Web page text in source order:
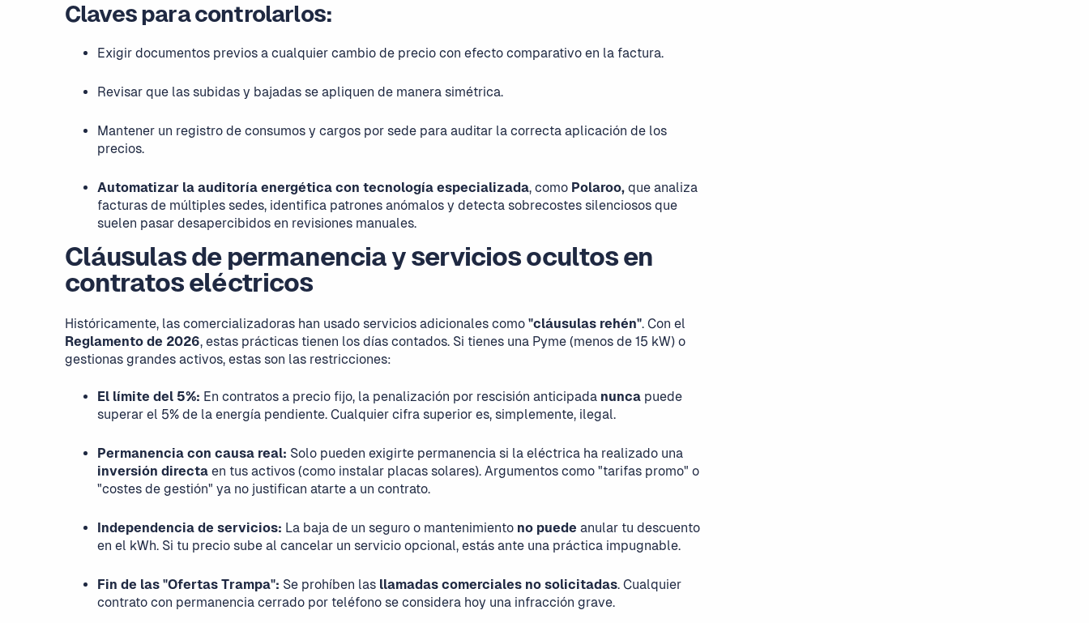
Claves para controlarlos:
Exigir documentos previos a cualquier cambio de precio con efecto comparativo en la factura.
Revisar que las subidas y bajadas se apliquen de manera simétrica.
Mantener un registro de consumos y cargos por sede para auditar la correcta aplicación de los
precios.
Automatizar la auditoría energética con tecnología especializada, como Polaroo, que analiza
facturas de múltiples sedes, identifica patrones anómalos y detecta sobrecostes silenciosos que
suelen pasar desapercibidos en revisiones manuales.
Cláusulas de permanencia y servicios ocultos en
contratos eléctricos
Históricamente, las comercializadoras han usado servicios adicionales como "cláusulas rehén". Con el
Reglamento de 2026, estas prácticas tienen los días contados. Si tienes una Pyme (menos de 15 kW) o
gestionas grandes activos, estas son las restricciones:
El límite del 5%: En contratos a precio fijo, la penalización por rescisión anticipada nunca puede
superar el 5% de la energía pendiente. Cualquier cifra superior es, simplemente, ilegal.
Permanencia con causa real: Solo pueden exigirte permanencia si la eléctrica ha realizado una
inversión directa en tus activos (como instalar placas solares). Argumentos como "tarifas promo" o
"costes de gestión" ya no justifican atarte a un contrato.
Independencia de servicios: La baja de un seguro o mantenimiento no puede anular tu descuento
en el kWh. Si tu precio sube al cancelar un servicio opcional, estás ante una práctica impugnable.
Fin de las "Ofertas Trampa": Se prohíben las llamadas comerciales no solicitadas. Cualquier
contrato con permanencia cerrado por teléfono se considera hoy una infracción grave.